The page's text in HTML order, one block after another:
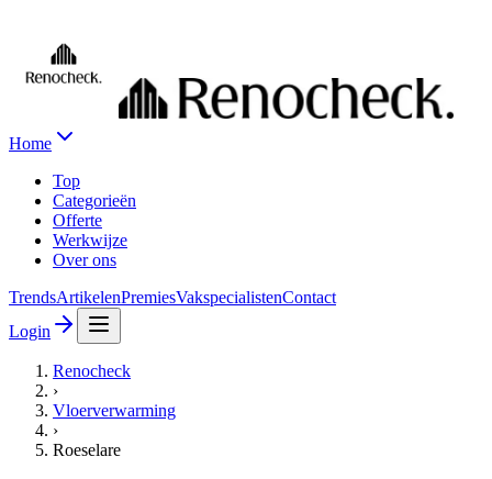
Home
Top
Categorieën
Offerte
Werkwijze
Over ons
TrendsArtikelenPremiesVakspecialistenContact
Login
Renocheck
›
Vloerverwarming
›
Roeselare